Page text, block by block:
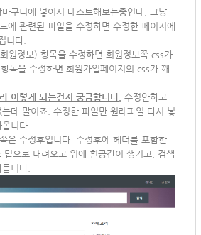
구니에 넣어서 테스트해보는중인데, 그냥
에 관련된 파일을 수정하면 수정한 페이지에
니다.
원정보) 항목을 수정하면 회원정보쪽 css가
목을 수정하면 회원가입페이지의 css가 깨
이렇게 되는건지 궁금합니다 수정안하고
데 말이죠. 수정한 파일만 원래파일 다시 넣
니다.
은 수정후입니다. 수정후에 헤더를 포함한
으로 내려오고 위에 흰공간이 생기고, 검색
니다.